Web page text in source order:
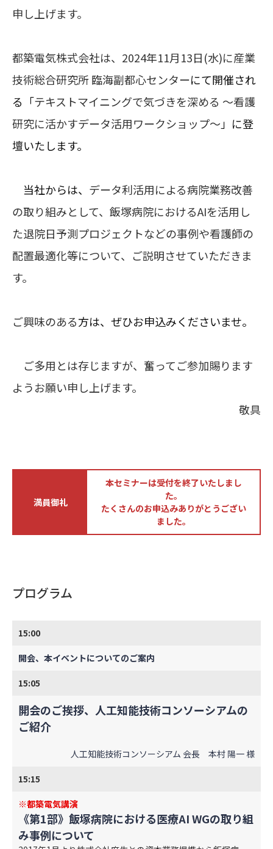
申し上げます。
都築電気株式会社は、2024年11月13日(水)に産業
技術総合研究所 臨海副都心センターにて開催され
る「テキストマイニングで気づきを深める ～看護
研究に活かすデータ活用ワークショップ～ 」に登
壇いたします。
当社からは、 データ利活用による病院業務改善
の取り組みとして、飯塚病院におけるAIを活用し
た退院日予測プロジェクトなどの事例や看護師の
配置最適化等について、ご説明させていただきま
す。
ご興味のある方は、ぜひお申込みくださいませ。
ご多用とは存じますが、奮ってご参加賜ります
ようお願い申し上げます。
敬具
満員御礼
本セミナーは受付を終了いたしまし
た。
たくさんのお申込みありがとうござい
ました。
プログラム
15:00
開会、本イベントについてのご案内
15:05
開会のご挨拶、人工知能技術コンソーシアムの
ご紹介
人工知能技術コンソーシアム 会長 本村 陽一 様
15:15
※都築電気講演
《第1部》飯塚病院における医療AI WGの取り組
み事例について